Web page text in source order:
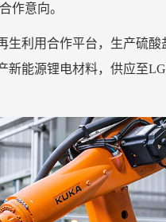
作意向。
生利用合作平台，生产硫
新能源锂电材料，供应至